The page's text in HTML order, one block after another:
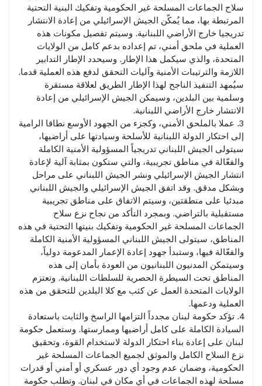
سلاح الجماعات المسلحة غير الحكومية وتفكيك البنية التحتية
المرتبطة بها، مما يُمكّن الجيش الإسرائيلي من إعادة الانتشار
تدريجيا خارج الأراضي اللبنانية. وسيتم تفصيل مكونات هذه
العملية في ملحق أمني، تم إعداده بدعم كامل من الولايات
المتحدة، والذي سيكمل هذا الإطار. وسيحدد الإطار التدابير
اللازمة والترتيبات الأمنية وآليات التحقق لدفع هذه العملية قدما.
سيُمهد التنفيذ الناجح لهذا الإطار الطريق لعلاقة مستقرة
وسلمية بين البلدين، وسيمكن الجيش الإسرائيلي من إعادة
الانتشار خارج الأراضي اللبنانية.
3. عملا بالملحق الأمني، وكجزء من الجهود الأوسع نطاقا الرامية
إلى احتكار الدولة اللبنانية للأسلحة وسيادتها على أراضيها،
سيتولى الجيش اللبناني تدريجياً المسؤولية الأمنية الكاملة
والفعّالة في مناطق تجريبية، والتي ستكون بمثابة آلية لإعادة
انتشار الجيش الإسرائيلي ونشر الجيش اللبناني على مراحل
وبشكل مدقق. وقد اتفق الجيش الإسرائيلي والجيش اللبناني
مبدئيا على منطقتين، وسيتم الاتفاق على مناطق تجريبية
مستقبلية بالتراضي. وبمجرد التأكد من نجاح نزع سلاح
الجماعات المسلحة غير الحكومية وتفكيك بنيتها التحتية في هذه
المناطق، سيتولى الجيش اللبناني المسؤولية الأمنية الكاملة
والفعّالة فيها، وستبدأ جهود إعادة الإعمار المدعومة دولياً،
وسيتمكن المدنيون اللبنانيون من العودة بأمان إلى هذه
المناطق تحت السيطرة الحصرية للسلطات اللبنانية. وتعتزم
الولايات المتحدة العمل عن كثب مع كلا البلدين للتحقق من هذه
العملية ودعمها.
4. تؤكد حكومة لبنان مجدداً التزامها الراسخ والثابت باستعادة
السيادة الكاملة على كامل أراضيها وممارستها. وستعمل حكومة
لبنان على إعادة بناء احتكار الدولة لاستخدام القوة، وتحقيق
نزع السلاح الكامل والموثق لجميع الجماعات المسلحة غير
الحكومية، وضمان عدم وجود أي دور عسكري أو أمني أو قدرات
مسلحة لهذه الجماعات في أي مكان في لبنان. وتطلب حكومة